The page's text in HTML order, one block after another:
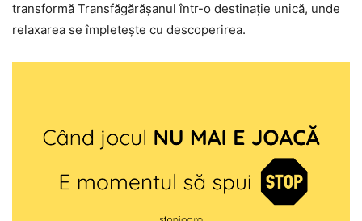
transformă Transfăgărășanul într-o destinație unică, unde
relaxarea se împletește cu descoperirea.